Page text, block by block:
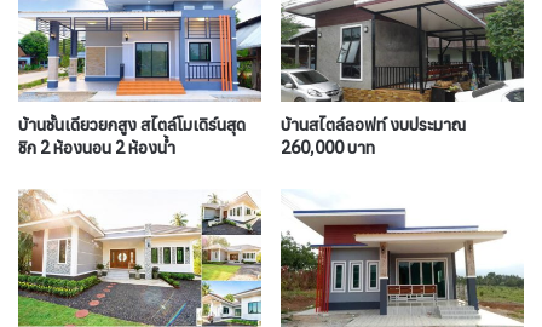
บ้านชั้นเดียวยกสูง สไตล์โมเดิร์นสุด
ชิก 2 ห้องนอน 2 ห้องน้ำ
บ้านสไตล์ลอฟท์ งบประมาณ
260,000 บาท